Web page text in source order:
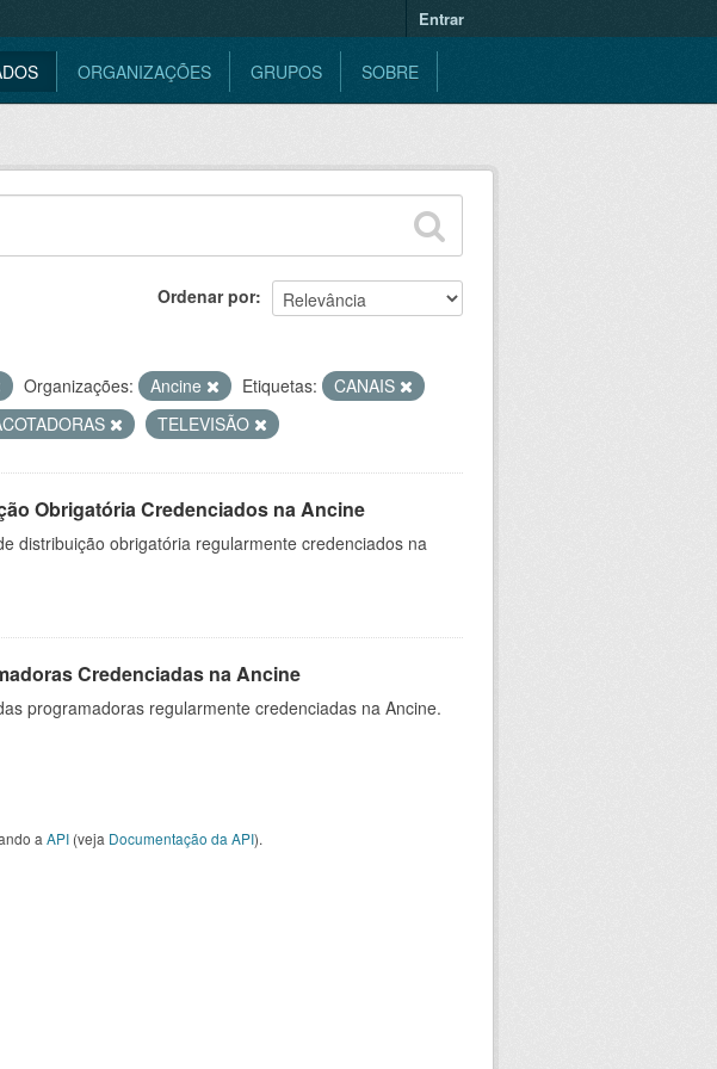
Entrar
ORGANIZAÇÕES GRUPOS SOBRE
Ordenar por
Organizações: Ancine Etiquetas:
CANAIS
TELEVISÃO
Obrigatória Credenciados na Ancine
distribuição obrigatória regularmente credenciados na
Credenciadas na Ancine
programadoras regularmente credenciadas na Ancine.
a API (veja Documentação da API).